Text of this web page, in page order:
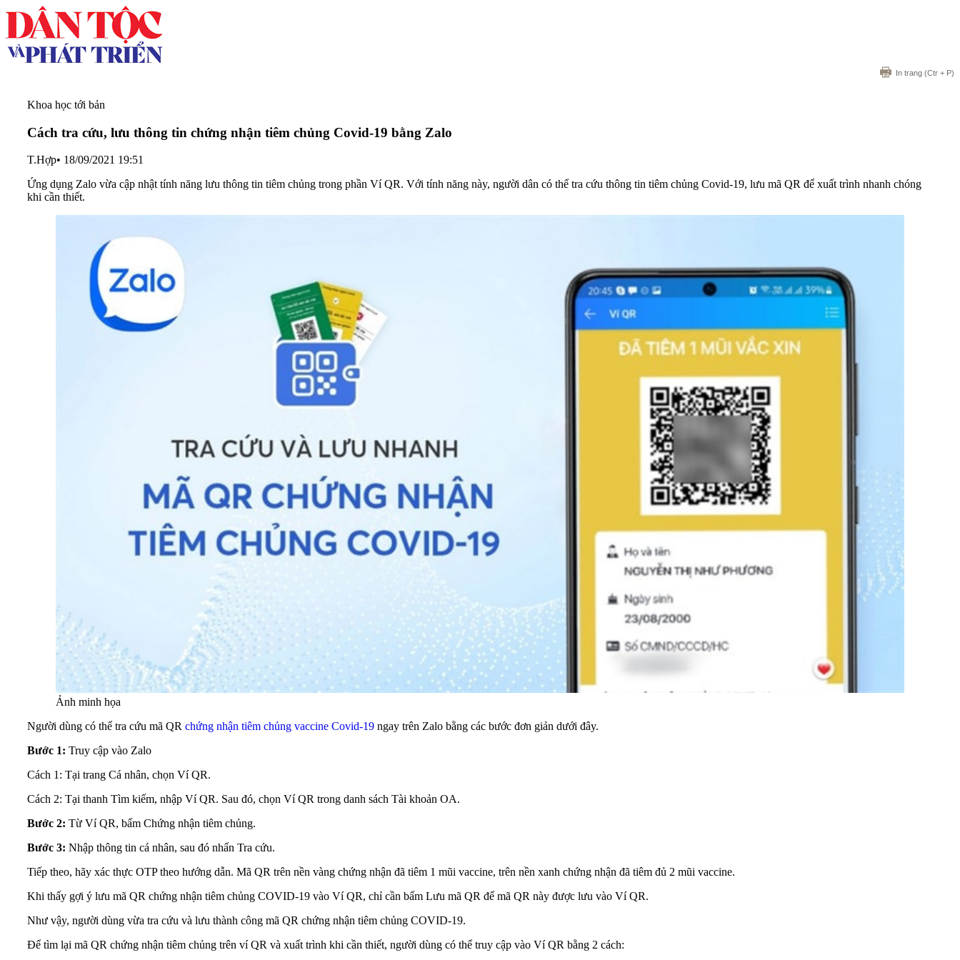
In trang (Ctr + P)
Khoa học tới bản
Cách tra cứu, lưu thông tin chứng nhận tiêm chủng Covid-19 bằng Zalo​
T.Hợp• 18/09/2021 19:51
Ứng dụng Zalo vừa cập nhật tính năng lưu thông tin tiêm chủng trong phần Ví QR. Với tính năng này, người dân có thể tra cứu thông tin tiêm chủng Covid-19, lưu mã QR để xuất trình nhanh chóng
khi cần thiết.
Ảnh minh họa
Người dùng có thể tra cứu mã QR chứng nhận tiêm chủng vaccine Covid-19 ngay trên Zalo bằng các bước đơn giản dưới đây.
Bước 1: Truy cập vào Zalo
Cách 1: Tại trang Cá nhân, chọn Ví QR.
Cách 2: Tại thanh Tìm kiếm, nhập Ví QR. Sau đó, chọn Ví QR trong danh sách Tài khoản OA.
Bước 2: Từ Ví QR, bấm Chứng nhận tiêm chủng.
Bước 3: Nhập thông tin cá nhân, sau đó nhấn Tra cứu.
Tiếp theo, hãy xác thực OTP theo hướng dẫn. Mã QR trên nền vàng chứng nhận đã tiêm 1 mũi vaccine, trên nền xanh chứng nhận đã tiêm đủ 2 mũi vaccine.
Khi thấy gợi ý lưu mã QR chứng nhận tiêm chủng COVID-19 vào Ví QR, chỉ cần bấm Lưu mã QR để mã QR này được lưu vào Ví QR.
Như vậy, người dùng vừa tra cứu và lưu thành công mã QR chứng nhận tiêm chủng COVID-19.
Để tìm lại mã QR chứng nhận tiêm chủng trên ví QR và xuất trình khi cần thiết, người dùng có thể truy cập vào Ví QR bằng 2 cách: